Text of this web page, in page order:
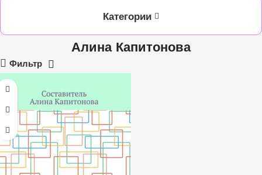
Категории
Алина Капитонова
Фильтр